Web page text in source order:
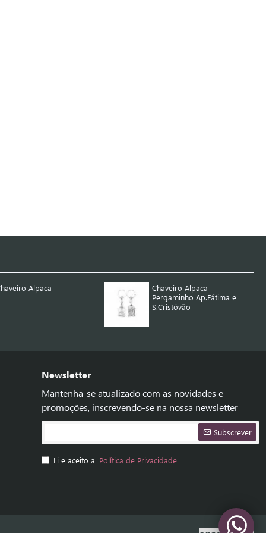
Alpaca
Chaveiro Alpaca
Pergaminho Ap.Fátima e
S.Cristóvão
Newsletter
Mantenha-se atualizado com as novidades e
promoções, inscrevendo-se na nossa newsletter
Subscrever
Li e aceito a Política de Privacidade